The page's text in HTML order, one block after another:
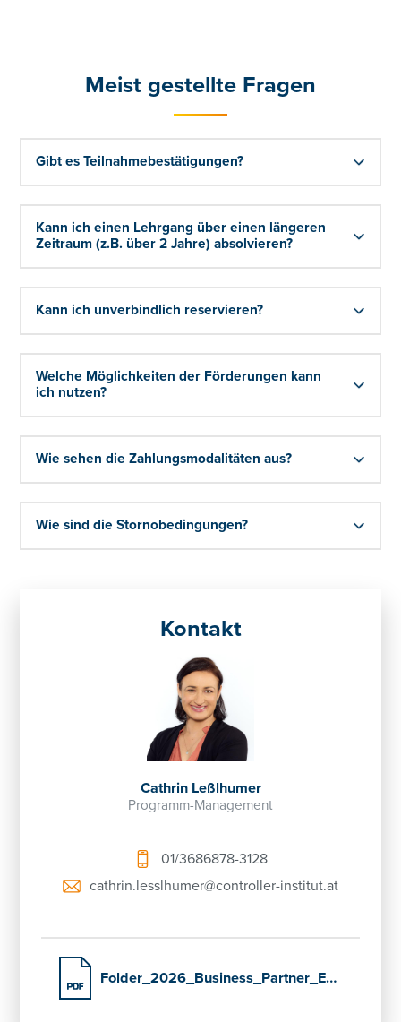
Meist gestellte Fragen
Gibt es Teilnahmebestätigungen?
Kann ich einen Lehrgang über einen längeren
Zeitraum (z.B. über 2 Jahre) absolvieren?
Kann ich unverbindlich reservieren?
Welche Möglichkeiten der Förderungen kann
ich nutzen?
Wie sehen die Zahlungsmodalitäten aus?
Wie sind die Stornobedingungen?
Kontakt
Cathrin Leßlhumer
Programm-Management
01/3686878-3128
cathrin.lesslhumer@controller-institut.at
Folder_2026_Business_Partner_Excellence